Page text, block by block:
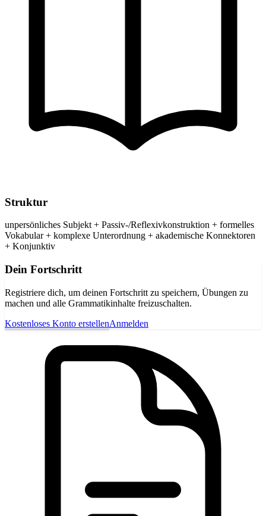
Struktur
unpersönliches Subjekt + Passiv-/Reflexivkonstruktion + formelles
Vokabular + komplexe Unterordnung + akademische Konnektoren
+ Konjunktiv
Dein Fortschritt
Registriere dich, um deinen Fortschritt zu speichern, Übungen zu
machen und alle Grammatikinhalte freizuschalten.
Kostenloses Konto erstellenAnmelden